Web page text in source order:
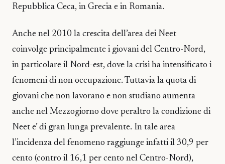
Repubblica Ceca, in Grecia e in Romania.
Anche nel 2010 la crescita dell’area dei Neet
coinvolge principalmente i giovani del Centro-Nord,
in particolare il Nord-est, dove la crisi ha intensificato i
fenomeni di non occupazione. Tuttavia la quota di
giovani che non lavorano e non studiano aumenta
anche nel Mezzogiorno dove peraltro la condizione di
Neet e’ di gran lunga prevalente. In tale area
l’incidenza del fenomeno raggiunge infatti il 30,9 per
cento (contro il 16,1 per cento nel Centro-Nord),